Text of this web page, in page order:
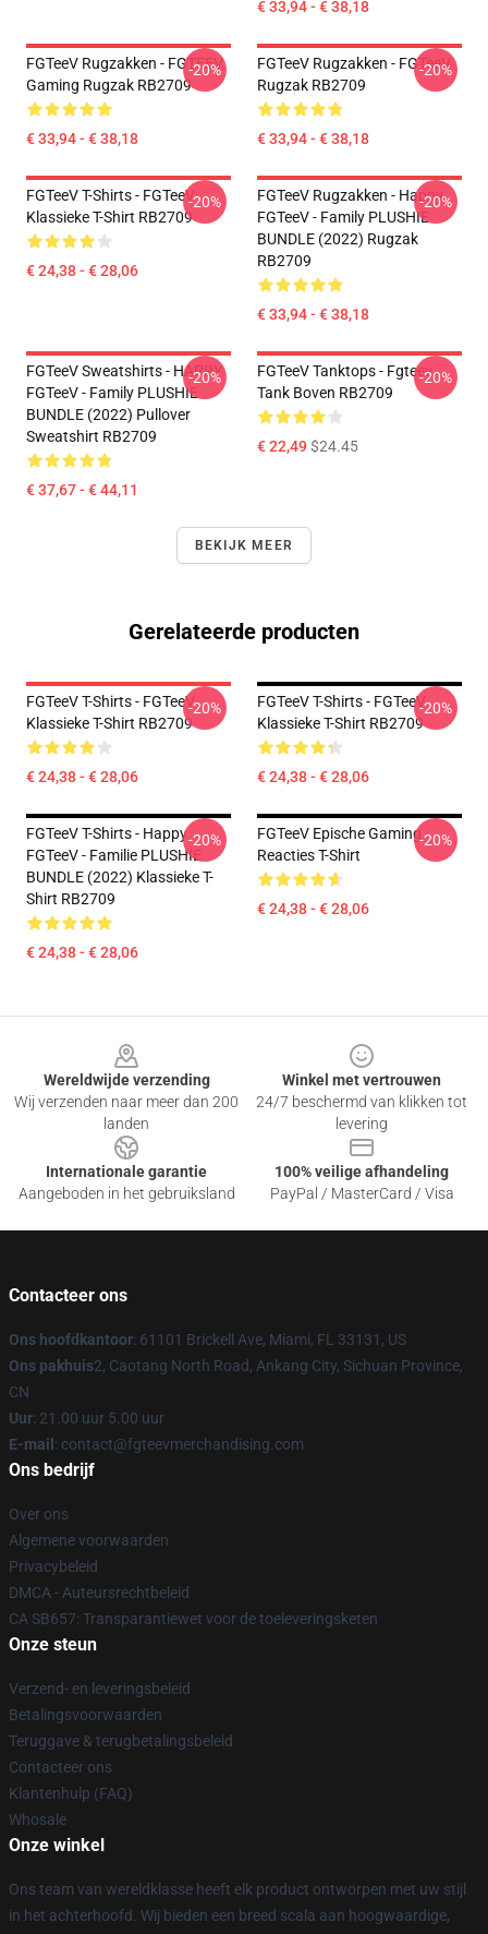
€ 33,94 - € 38,18
FGTeeV Rugzakken - FGTEEV
Gaming Rugzak RB2709
€ 33,94 - € 38,18
-20%
FGTeeV Rugzakken - FGTeeV
Rugzak RB2709
€ 33,94 - € 38,18
-20%
FGTeeV T-Shirts - FGTeeV
Klassieke T-Shirt RB2709
€ 24,38 - € 28,06
-20%
FGTeeV Rugzakken - Happy
FGTeeV - Family PLUSHIE
BUNDLE (2022) Rugzak
RB2709
€ 33,94 - € 38,18
-20%
FGTeeV Sweatshirts - HAPPY
FGTeeV - Family PLUSHIE
BUNDLE (2022) Pullover
Sweatshirt RB2709
€ 37,67 - € 44,11
-20%
FGTeeV Tanktops - Fgteev
Tank Boven RB2709
€ 22,49$24.45
-20%
BEKIJK MEER
Gerelateerde producten
FGTeeV T-Shirts - FGTeeV
Klassieke T-Shirt RB2709
€ 24,38 - € 28,06
-20%
FGTeeV T-Shirts - FGTeeV
Klassieke T-Shirt RB2709
€ 24,38 - € 28,06
-20%
FGTeeV T-Shirts - Happy
FGTeeV - Familie PLUSHIE
BUNDLE (2022) Klassieke T-
Shirt RB2709
€ 24,38 - € 28,06
-20%
FGTeeV Epische Gaming
Reacties T-Shirt
€ 24,38 - € 28,06
-20%
Wereldwijde verzending
Wij verzenden naar meer dan 200
landen
Winkel met vertrouwen
24/7 beschermd van klikken tot
levering
Internationale garantie
Aangeboden in het gebruiksland
100% veilige afhandeling
PayPal / MasterCard / Visa
Contacteer ons
Ons hoofdkantoor: 61101 Brickell Ave, Miami, FL 33131, US
Ons pakhuis2, Caotang North Road, Ankang City, Sichuan Province,
CN
Uur: 21.00 uur 5.00 uur
E-mail : contact@fgteevmerchandising.com
Ons bedrijf
Over ons
Algemene voorwaarden
Privacybeleid
DMCA - Auteursrechtbeleid
CA SB657: Transparantiewet voor de toeleveringsketen
Onze steun
Verzend- en leveringsbeleid
Betalingsvoorwaarden
Teruggave & terugbetalingsbeleid
Contacteer ons
Klantenhulp (FAQ)
Whosale
Onze winkel
Ons team van wereldklasse heeft elk product ontworpen met uw stijl
in het achterhoofd. Wij bieden een breed scala aan hoogwaardige,